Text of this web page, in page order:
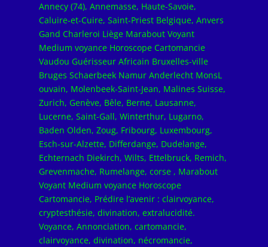
Annecy (74), Annemasse, Haute-Savoie,
Caluire-et-Cuire, Saint-Priest Belgique, Anvers
Gand Charleroi Liège Marabout Voyant
Medium voyance Horoscope Cartomancie
Vaudou Guérisseur Africain Bruxelles-ville
Bruges Schaerbeek Namur Anderlecht MonsL
ouvain, Molenbeek-Saint-Jean, Malines Suisse,
Zurich, Genève, Bêle, Berne, Lausanne,
Lucerne, Saint-Gall, Winterthur, Lugarno,
Baden Olden, Zoug, Fribourg, Luxembourg,
Esch-sur-Alzette, Differdange, Dudelange,
Echternach Diekirch, Wilts, Ettelbruck, Remich,
Grevenmache, Rumelange, corse , Marabout
Voyant Medium voyance Horoscope
Cartomancie, Prédire l’avenir : clairvoyance,
cryptesthésie, divination, extralucidité.
Voyance, Annonciation, cartomancie,
clairvoyance, divination, nécromancie,